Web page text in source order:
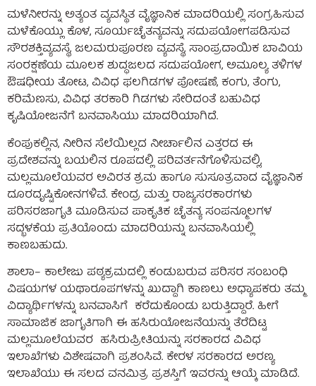
ಮಳೆನೀರನ್ನು ಅತ್ಯಂತ ವ್ಯವಸ್ಥಿತ ವೈಜ್ಞಾನಿಕ ಮಾದರಿಯಲ್ಲಿ ಸಂಗ್ರಹಿಸುವ
ಮಳೆಕೊಯ್ಲು ಕೊಳ, ಸೂರ್ಯಚೈತನ್ಯವನ್ನು ಸದುಪಯೋಗಪಡಿಸುವ
ಸೌರಶಕ್ತಿವ್ಯವಸ್ಥೆ, ಜಲಮರುಪೂರಣ ವ್ಯವಸ್ಥೆ, ಸಾಂಪ್ರದಾಯಿಕ ಬಾವಿಯ
ಸಂರಕ್ಷಣೆಯ ಮೂಲಕ ಶುದ್ಧಜಲದ ಸದುಪಯೋಗ, ಅಮೂಲ್ಯ ತಳಿಗಳ
ಔಷಧೀಯ ತೋಟ, ವಿವಿಧ ಫಲಗಿಡಗಳ ಪೋಷಣೆ, ಕಂಗು, ತೆಂಗು,
ಕರಿಮೆಣಸು, ವಿವಿಧ ತರಕಾರಿ ಗಿಡಗಳು ಸೇರಿದಂತೆ ಬಹುವಿಧ
ಕೃಷಿಯೋಜನೆಗೆ ಬನವಾಸಿಯು ಮಾದರಿಯಾಗಿದೆ.
ಕೆಂಪುಕಲ್ಲಿನ, ನೀರಿನ ಸೆಲೆಯಿಲ್ಲದ ನೀರ್ಚಾಲಿನ ಎತ್ತರದ ಈ
ಪ್ರದೇಶವನ್ನು ಬಯಲಿನ ರೂಪದಲ್ಲಿ ಪರಿವರ್ತನೆಗೊಳಿಸುವಲ್ಲಿ,
ಮಲ್ಲಮೂಲೆಯವರ ಅವಿರತ ಶ್ರಮ ಹಾಗೂ ಸುಸೂತ್ರವಾದ ವೈಜ್ಞಾನಿಕ
ದೂರದೃಷ್ಟಿಕೋನಗಳಿವೆ. ಕೇಂದ್ರ ಮತ್ತು ರಾಜ್ಯಸರಕಾರಗಳು
ಪರಿಸರಜಾಗೃತಿ ಮೂಡಿಸುವ ಪಾಕೃತಿಕ ಚೈತನ್ಯ ಸಂಪನ್ಮೂಲಗಳ
ಸದ್ಭಳಕೆಯ ಪ್ರತಿಯೊಂದು ಮಾದರಿಯನ್ನು ಬನವಾಸಿಯಲ್ಲಿ
ಕಾಣಬಹುದು.
ಶಾಲಾ– ಕಾಲೇಜು ಪಠ್ಯಕ್ರಮದಲ್ಲಿ ಕಂಡುಬರುವ ಪರಿಸರ ಸಂಬಂಧಿ
ವಿಷಯಗಳ ಯಥಾರೂಪಗಳನ್ನು ಖುದ್ದಾಗಿ ಕಾಣಲು ಅಧ್ಯಾಪಕರು ತಮ್ಮ
ವಿದ್ಯಾರ್ಥಿಗಳನ್ನು ಬನವಾಸಿಗೆ ಕರೆದುಕೊಂಡು ಬರುತ್ತಿದ್ದಾರೆ. ಹೀಗೆ
ಸಾಮಾಜಿಕ ಜಾಗೃತಿಗಾಗಿ ಈ ಹಸಿರುಯೋಜನೆಯನ್ನು ತೆರೆದಿಟ್ಟ
ಮಲ್ಲಮೂಲೆಯವರ ಹಸಿರುಪ್ರೀತಿಯನ್ನು ಸರಕಾರದ ವಿವಿಧ
ಇಲಾಖೆಗಳು ವಿಶೇಷವಾಗಿ ಪ್ರಶಂಸಿವೆ. ಕೇರಳ ಸರಕಾರದ ಅರಣ್ಯ
ಇಲಾಖೆಯು ಈ ಸಲದ ವನಮಿತ್ರ ಪ್ರಶಸ್ತಿಗೆ ಇವರನ್ನು ಆಯ್ಕೆ ಮಾಡಿದೆ.